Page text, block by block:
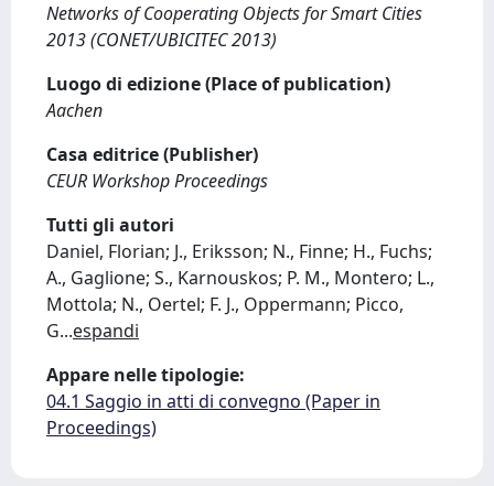
Networks of Cooperating Objects for Smart Cities
2013 (CONET/UBICITEC 2013)
Luogo di edizione (Place of publication)
Aachen
Casa editrice (Publisher)
CEUR Workshop Proceedings
Tutti gli autori
Daniel, Florian; J., Eriksson; N., Finne; H., Fuchs;
A., Gaglione; S., Karnouskos; P. M., Montero; L.,
Mottola; N., Oertel; F. J., Oppermann; Picco,
G...espandi
Appare nelle tipologie:
04.1 Saggio in atti di convegno (Paper in
Proceedings)